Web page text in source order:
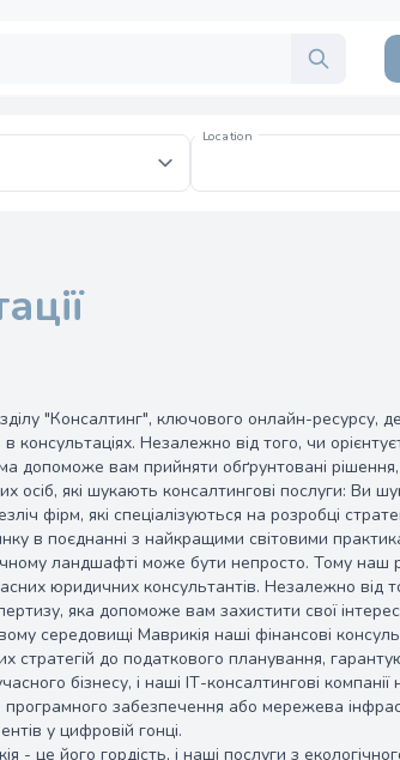
Location
"Консалтинг", ключового онлайн-ресурсу,
консультаціях. Незалежно від того, чи
допоможе вам прийняти обґрунтовані
осіб, які шукають консалтингові послуги: Ви
фірм, які спеціалізуються на розробці
в поєднанні з найкращими світовими
ландшафті може бути непросто. Тому наш
юридичних консультантів. Незалежно від
яка допоможе вам захистити свої
середовищі Маврикія наші фінансові
стратегій до податкового планування,
бізнесу, і наші ІТ-консалтингові
програмного забезпечення або мережева
у цифровій гонці.
- це його гордість, і наші послуги з